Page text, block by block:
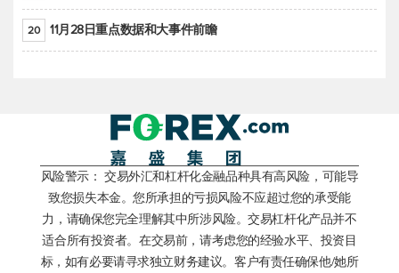
20 11月28日重点数据和大事件前瞻
风险警示： 交易外汇和杠杆化金融品种具有高风险，可能导
致您损失本金。您所承担的亏损风险不应超过您的承受能
力，请确保您完全理解其中所涉风险。交易杠杆化产品并不
适合所有投资者。在交易前，请考虑您的经验水平、投资目
标，如有必要请寻求独立财务建议。客户有责任确保他/她所